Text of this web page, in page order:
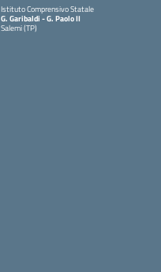
Istituto Comprensivo Statale
G. Garibaldi - G. Paolo II
Salemi (TP)